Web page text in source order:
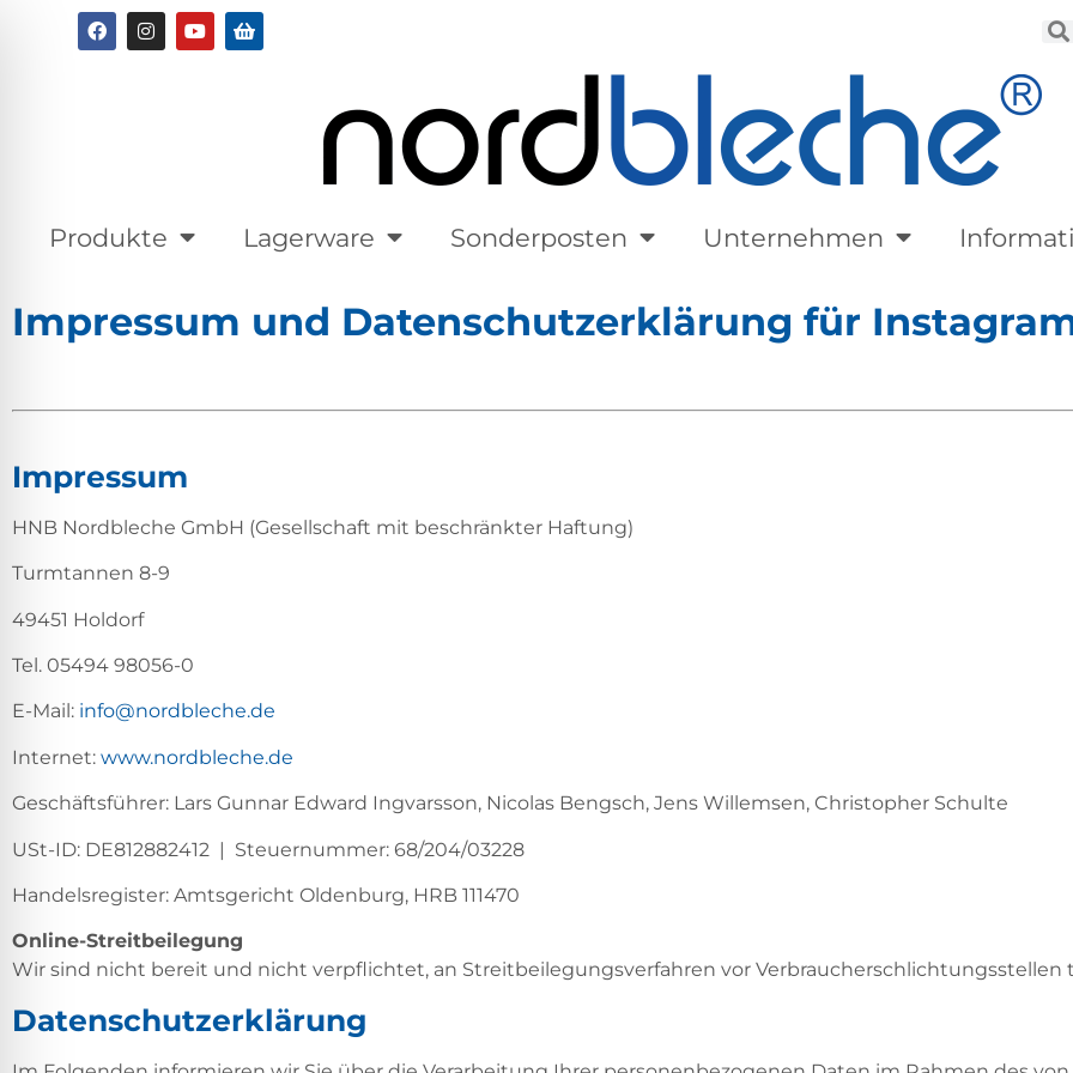
Produkte Lagerware Sonderposten Unternehmen
Impressum und Datenschutzerklärung für
Impressum
HNB Nordbleche GmbH (Gesellschaft mit beschränkter Haftung)
Turmtannen 8-9
49451 Holdorf
Tel. 05494 98056-0
E-Mail: info@nordbleche.de
Internet: www.nordbleche.de
Geschäftsführer: Lars Gunnar Edward Ingvarsson, Nicolas Bengsch, Jens Willemsen, Christopher Schulte
USt-ID: DE812882412 | Steuernummer: 68/204/03228
Handelsregister: Amtsgericht Oldenburg, HRB 111470
Online-Streitbeilegung
Wir sind nicht bereit und nicht verpflichtet, an Streitbeilegungsverfahren vor Verbraucherschlichtungsstellen
Datenschutzerklärung